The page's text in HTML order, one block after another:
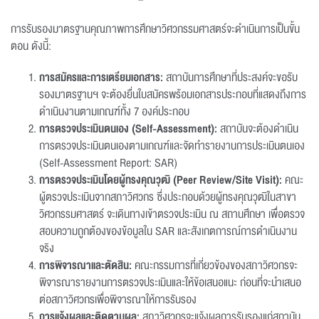
การรับรองมาตรฐานคุณภาพการศึกษาวิศวกรรมศาสตร์จะดำเนินการเป็นขั้น
ตอน ดังนี้:
การสมัครและการเตรียมเอกสาร:สถาบันการศึกษาที่ประสงค์จะขอรับ
รองมาตรฐานฯ จะต้องยื่นใบสมัครพร้อมเอกสารประกอบที่แสดงถึงการ
ดำเนินงานตามเกณฑ์ทั้ง 7 องค์ประกอบ
การตรวจประเมินตนเอง (Self-Assessment):สถาบันจะต้องดำเนิน
การตรวจประเมินตนเองตามเกณฑ์และจัดทำรายงานการประเมินตนเอง
(Self-Assessment Report: SAR)
การตรวจประเมินโดยผู้ทรงคุณวุฒิ (Peer Review/Site Visit): คณะ
ผู้ตรวจประเมินจากสภาวิศวกร ซึ่งประกอบด้วยผู้ทรงคุณวุฒิในสาขา
วิศวกรรมศาสตร์ จะเดินทางเข้าตรวจประเมิน ณ สถานศึกษา เพื่อตรวจ
สอบความถูกต้องของข้อมูลใน SAR และสังเกตการณ์การดำเนินงาน
จริง
การพิจารณาและตัดสิน: คณะกรรมการที่เกี่ยวข้องของสภาวิศวกรจะ
พิจารณารายงานการตรวจประเมินและให้ข้อเสนอแนะ ก่อนที่จะนำเสนอ
ต่อสภาวิศวกรเพื่อพิจารณาให้การรับรอง